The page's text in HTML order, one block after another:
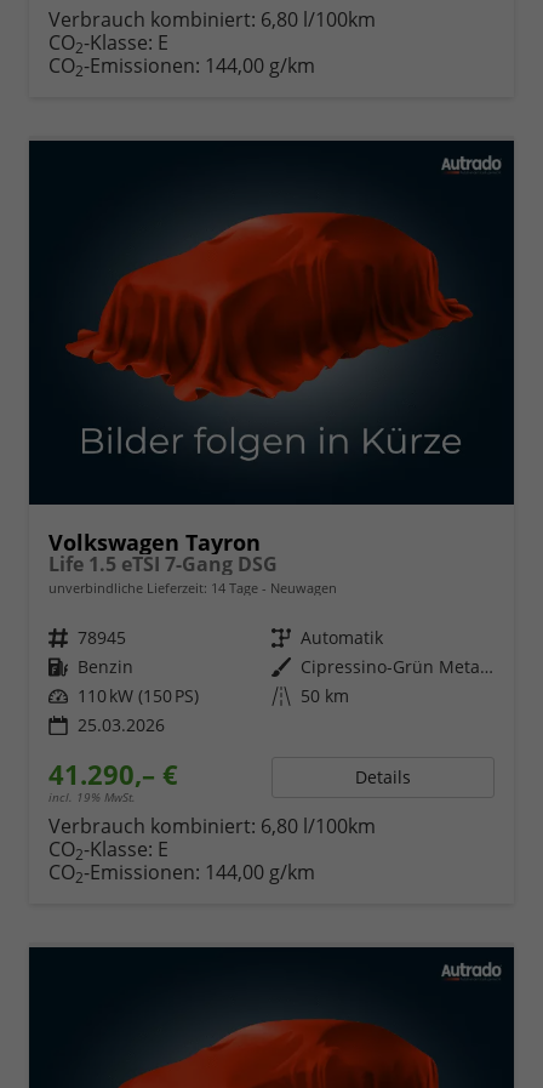
Verbrauch kombiniert: 6,80 l/100km
CO2-Klasse: E
CO2-Emissionen: 144,00 g/km
Volkswagen Tayron
Life 1.5 eTSI 7-Gang DSG
unverbindliche Lieferzeit: 14 Tage Neuwagen
Fahrzeugnr. 78945 Getriebe Automatik
Kraftstoff Benzin Außenfarbe
Cipressino-Grün Metallic
Leistung 110 kW (150 PS) Kilometerstand 50 km
25.03.2026
41.290,– €
incl. 19% MwSt.
Details
Verbrauch kombiniert: 6,80 l/100km
CO2-Klasse: E
CO2-Emissionen: 144,00 g/km